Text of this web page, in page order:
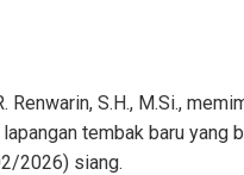
S.H., M.Si.,
tembak baru yang
2026) siang.